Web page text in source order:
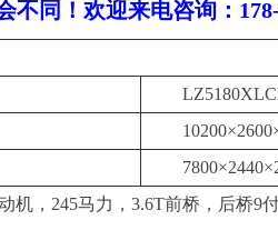
同！欢迎来电咨询：
机，245马力，3.6T前桥，后桥